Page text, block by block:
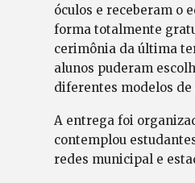
óculos e receberam o
forma totalmente
cerimônia da última
alunos puderam
diferentes modelos de
A entrega foi
contemplou
redes municipal e